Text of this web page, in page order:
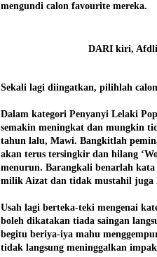
mengundi calon favourite mereka.
DARI kiri,
Sekali lagi diingatkan, pilihlah
Dalam kategori Penyanyi Lelaki
semakin meningkat dan mungkin
tahun lalu, Mawi. Bangkitlah
akan terus tersingkir dan hilang
menurun. Barangkali benarlah
milik Aizat dan tidak mustahil juga
Usah lagi berteka-teki mengenai
boleh dikatakan tiada saingan
begitu beriya-iya mahu
tidak langsung meninggalkan